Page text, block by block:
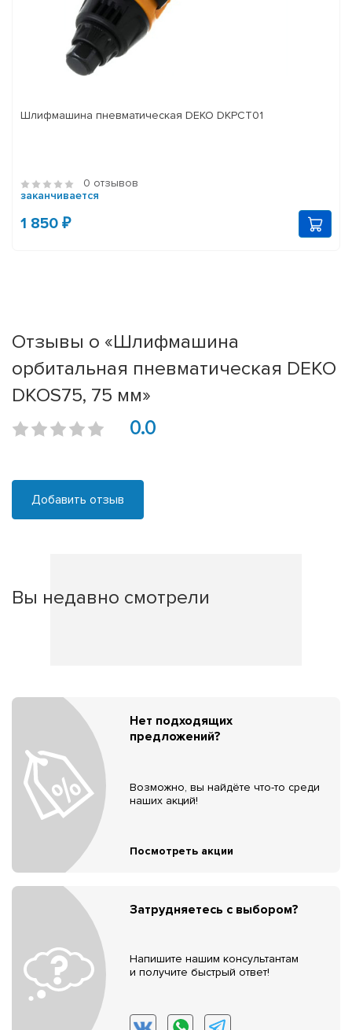
Шлифмашина пневматическая DEKO DKPCT01
0 отзывов
заканчивается
1 850 ₽
Отзывы о «Шлифмашина
орбитальная пневматическая DEKO
DKOS75, 75 мм»
0.0
Добавить отзыв
Вы недавно смотрели
Нет подходящих
предложений?
Возможно, вы найдёте что-то среди
наших акций!
Посмотреть акции
Затрудняетесь с выбором?
Напишите нашим консультантам
и получите быстрый ответ!